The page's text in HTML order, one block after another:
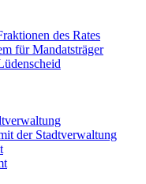
des Rates
für Mandatsträger
der Stadtverwaltung